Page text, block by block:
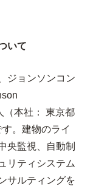
いて
ジョンソンコン
（本社： 東京都
。建物のライ
央監視、自動制
リティシステム
サルティングを